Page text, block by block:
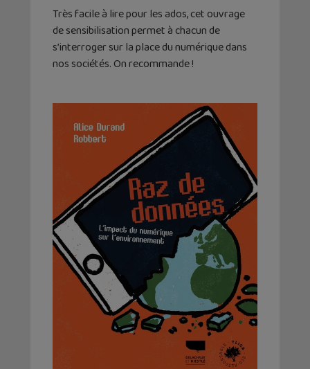
Très facile à lire pour les ados, cet ouvrage
de sensibilisation permet à chacun de
s’interroger sur la place du numérique dans
nos sociétés. On recommande !